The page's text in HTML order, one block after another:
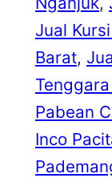
Jual
Barat,
Pabean
Inco